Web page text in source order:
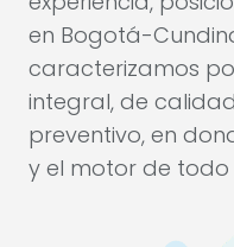
en Bogotá-
caracterizamos
integral, de
preventivo, en
y el motor de todo